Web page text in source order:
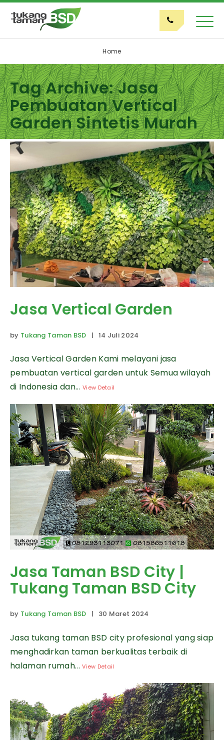
Home
Tag Archive: Jasa
Pembuatan Vertical
Garden Sintetis Murah
Jasa Vertical Garden
by Tukang Taman BSD | 14 Juli 2024
Jasa Vertical Garden Kami melayani jasa
pembuatan vertical garden untuk Semua wilayah
di Indonesia dan...View Detail
Jasa Taman BSD City |
Tukang Taman BSD City
by Tukang Taman BSD | 30 Maret 2024
Jasa tukang taman BSD city profesional yang siap
menghadirkan taman berkualitas terbaik di
halaman rumah...View Detail